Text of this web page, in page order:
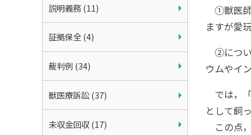
①獣医師
ますが愛
②につい
ウムやイ
では，
として飼
この点
説明義務 (11)
証拠保全 (4)
裁判例 (34)
獣医療訴訟 (37)
未収金回収 (17)